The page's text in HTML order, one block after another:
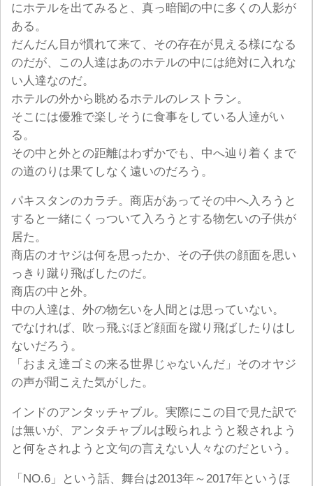
にホテルを出てみると、真っ暗闇の中に多くの人影が
ある。
だんだん目が慣れて来て、その存在が見える様になる
のだが、この人達はあのホテルの中には絶対に入れな
い人達なのだ。
ホテルの外から眺めるホテルのレストラン。
そこには優雅で楽しそうに食事をしている人達がい
る。
その中と外との距離はわずかでも、中へ辿り着くまで
の道のりは果てしなく遠いのだろう。
パキスタンのカラチ。商店があってその中へ入ろうと
すると一緒にくっついて入ろうとする物乞いの子供が
居た。
商店のオヤジは何を思ったか、その子供の顔面を思い
っきり蹴り飛ばしたのだ。
商店の中と外。
中の人達は、外の物乞いを人間とは思っていない。
でなければ、吹っ飛ぶほど顔面を蹴り飛ばしたりはし
ないだろう。
「おまえ達ゴミの来る世界じゃないんだ」そのオヤジ
の声が聞こえた気がした。
インドのアンタッチャブル。実際にこの目で見た訳で
は無いが、アンタチャブルは殴られようと殺されよう
と何をされようと文句の言えない人々なのだという。
「NO.6」という話、舞台は2013年～2017年というほ